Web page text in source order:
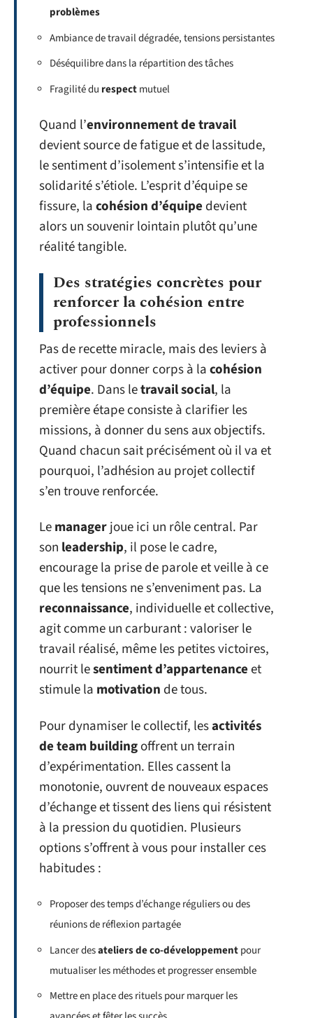
problèmes
Ambiance de travail dégradée, tensions persistantes
Déséquilibre dans la répartition des tâches
Fragilité du respectmutuel
Quand l’environnement de travail
devient source de fatigue et de lassitude,
le sentiment d’isolement s’intensifie et la
solidarité s’étiole. L’esprit d’équipe se
fissure, lacohésion d’équipe devient
alors un souvenir lointain plutôt qu’une
réalité tangible.
Des stratégies concrètes pour
renforcer la cohésion entre
professionnels
Pas de recette miracle, mais des leviers à
activer pour donner corps à lacohésion
d’équipe. Dans letravail social, la
première étape consiste à clarifier les
missions, à donner du sens aux objectifs.
Quand chacun sait précisément où il va et
pourquoi, l’adhésion au projet collectif
s’en trouve renforcée.
Lemanagerjoue ici un rôle central. Par
son leadership, il pose le cadre,
encourage la prise de parole et veille à ce
que les tensions ne s’enveniment pas. La
reconnaissance, individuelle et collective,
agit comme un carburant : valoriser le
travail réalisé, même les petites victoires,
nourrit lesentiment d’appartenanceet
stimule la motivation de tous.
Pour dynamiser le collectif, lesactivités
de team buildingoffrent un terrain
d’expérimentation. Elles cassent la
monotonie, ouvrent de nouveaux espaces
d’échange et tissent des liens qui résistent
à la pression du quotidien. Plusieurs
options s’offrent à vous pour installer ces
habitudes :
Proposer des temps d’échange réguliers ou des
réunions de réflexion partagée
Lancer desateliers de co-développementpour
mutualiser les méthodes et progresser ensemble
Mettre en place des rituels pour marquer les